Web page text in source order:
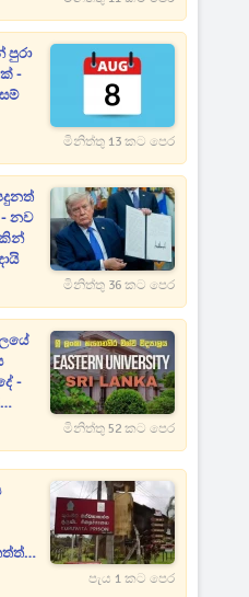
පුරා
-
මිනිත්තු 13 කට පෙර
- නව
මිනිත්තු 36 කට පෙර
-
මිනිත්තු 52 කට පෙර
පැය 1 කට පෙර